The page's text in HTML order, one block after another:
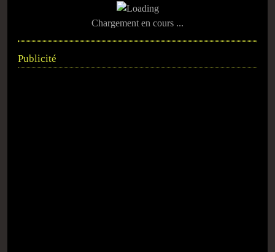
Chargement en cours ...
Publicité